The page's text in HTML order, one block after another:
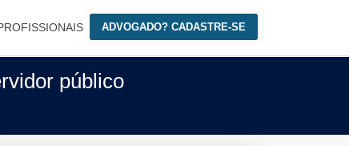
ADVOGADO? CADASTRE-SE
público